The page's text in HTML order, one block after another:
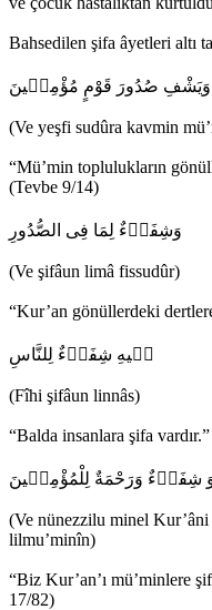
Bahsedilen şifa âyetleri altı
وَيَشْفِ صُدُورَ قَوْمٍ مُؤْمِن۪ينَ
(Ve yeşfi sudûra kavmin
“Mü’min toplulukların
(Tevbe 9/14)
وَشِفَاۤءٌ لِمَا فِى الصُّدُورِ
(Ve şifâun limâ fissudûr)
“Kur’an gönüllerdeki
ف۪يهِ شِفَاۤءٌ لِلنَّاسِ
(Fîhi şifâun linnâs)
“Balda insanlara şifa
شِفَاۤءٌ وَرَحْمَةٌ لِلْمُؤْمِن۪ينَ
(Ve nünezzilu minel
lilmu’minîn)
“Biz Kur’an’ı mü’minlere
17/82)